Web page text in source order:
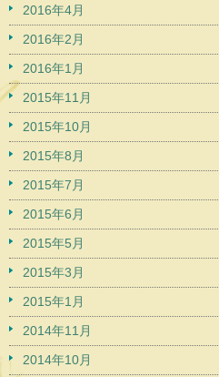
2016年4月
2016年2月
2016年1月
2015年11月
2015年10月
2015年8月
2015年7月
2015年6月
2015年5月
2015年3月
2015年1月
2014年11月
2014年10月